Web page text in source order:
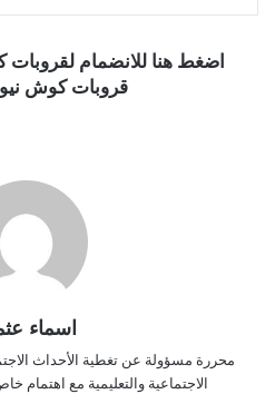
اضغط هنا للانضمام
قروبات كوش
اسماء
محررة مسؤولة عن تغطية الأحداث
الاجتماعية والتعليمية مع اهتمام